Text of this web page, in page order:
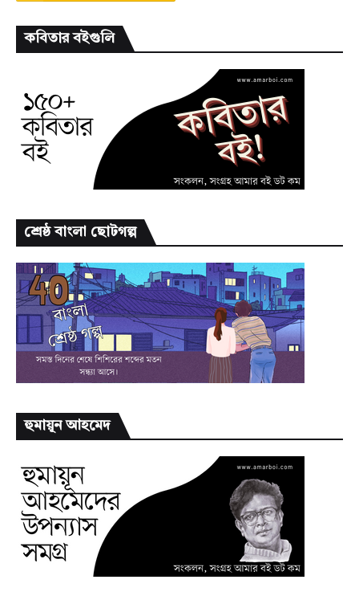
কবিতার বইগুলি
শ্রেষ্ঠ বাংলা ছোটগল্প
হুমায়ূন আহমেদ